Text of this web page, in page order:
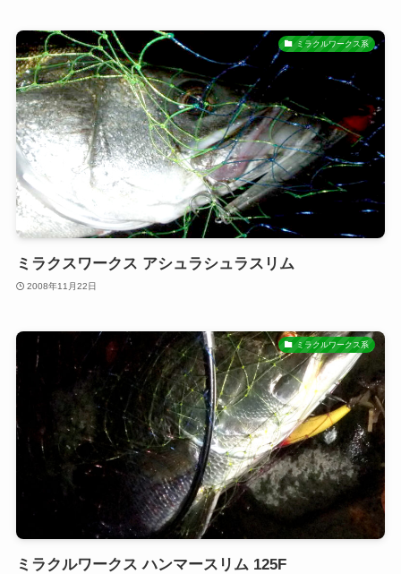
ミラクルワークス系
ミラクスワークス アシュラシュラスリム
2008年11月22日
ミラクルワークス系
ミラクルワークス ハンマースリム 125F